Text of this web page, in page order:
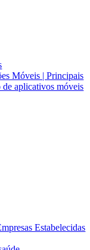
Móveis | Principais
de aplicativos móveis
Estabelecidas